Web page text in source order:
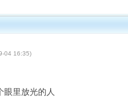
04 16:35)
眼里放光的人